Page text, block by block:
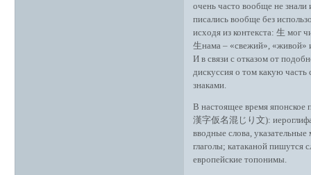
очень часто вообще не
писались вообще без
исходя из контекста: 生 мог
生нама – «свежий», «живой»
И в связи с отказом от
дискуссия о том какую часть
знаками.
В настоящее время японское
漢字仮名混じり文):
вводные слова,
глаголы; катаканой пишутся
европейские топонимы.